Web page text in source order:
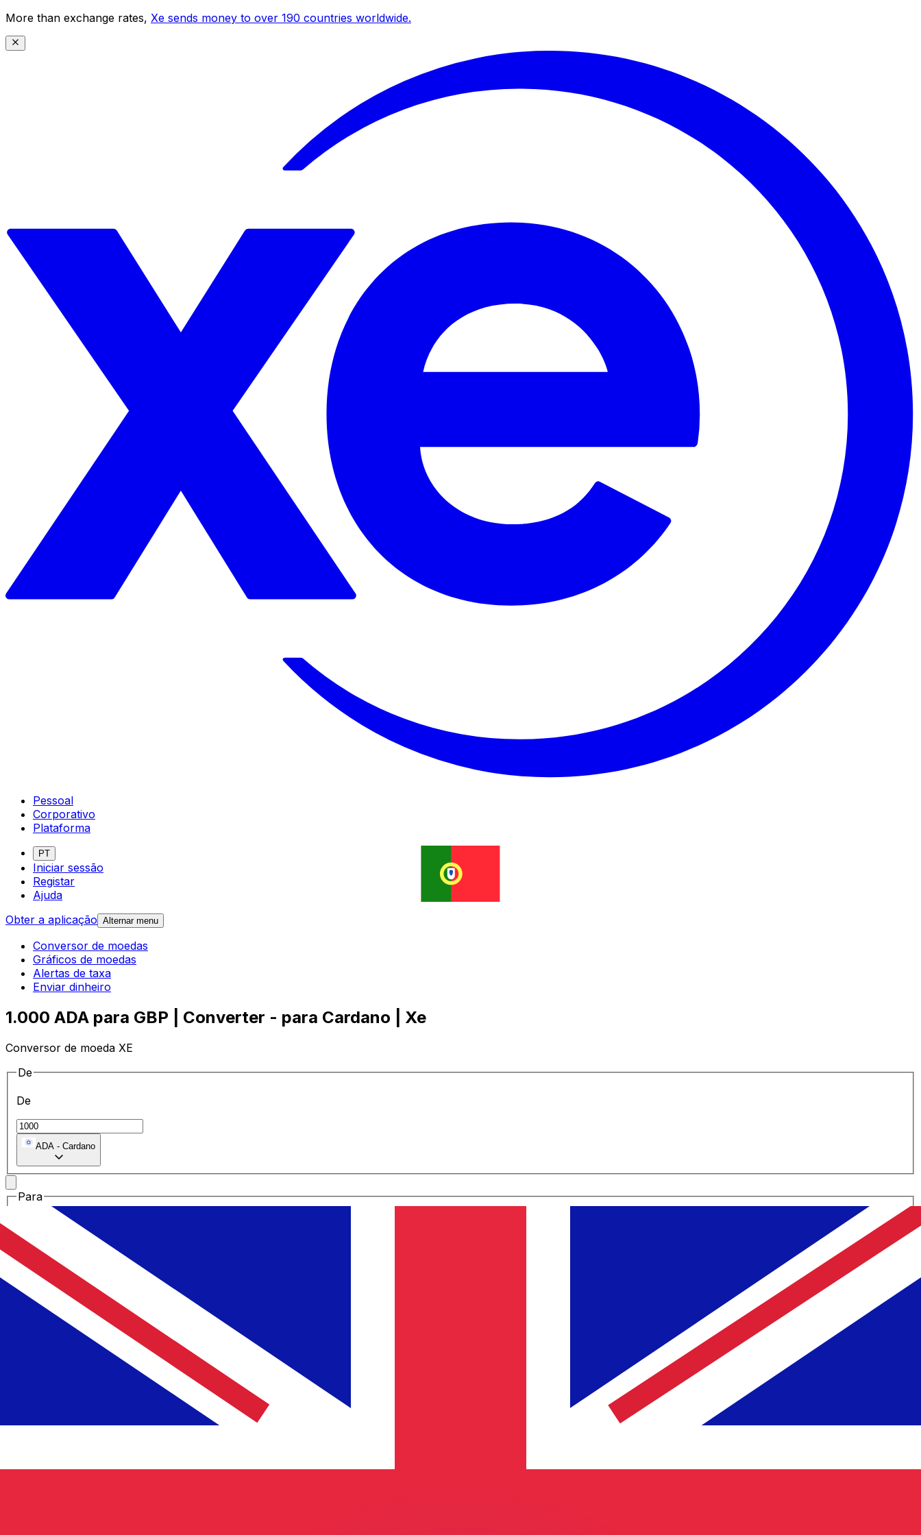
More than exchange rates, Xe sends money to over 190 countries worldwide.
Pessoal
Corporativo
Plataforma
PT
Iniciar sessão
Registar
Ajuda
Obter a aplicação Alternar menu
Conversor de moedas
Gráficos de moedas
Alertas de taxa
Enviar dinheiro
1.000 ADA para GBP | Converter - para Cardano | Xe
Conversor de moeda XE
De
De
ADA - Cardano
Para
GBP Libra esterlina
ADA= 146297
GBP
Taxa de mercado médio às 14:55 UTC
Fale hoje com um especialista em câmbio.Podemos superar taxas concorrentes.